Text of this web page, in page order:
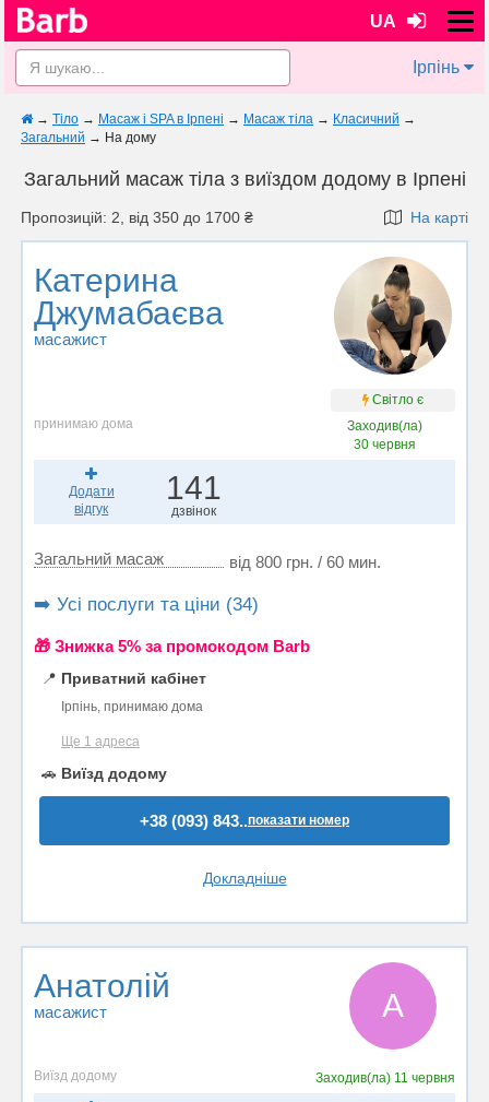
UA
Ірпінь
→ Тіло → Масаж і SPA в Ірпені → Масаж тіла → Класичний →
Загальний → На дому
Загальний масаж тіла з виїздом додому в Ірпені
Пропозицій: 2, від 350 до 1700 ₴ На карті
Катерина
Джумабаєва
масажист
Світло є
принимаю дома
Заходив(ла)
30 червня
Додати
відгук
141
дзвінок
Загальний масаж від 800 грн. / 60 мин.
➡️ Усі послуги та ціни (34)
🎁 Знижка 5% за промокодом Barb
📍 Приватний кабінет
Ірпінь, принимаю дома
Ще 1 адреса
🚗 Виїзд додому
+38 (093) 843..показати номер
Докладніше
Анатолій
масажист А
Виїзд додому Заходив(ла) 11 червня